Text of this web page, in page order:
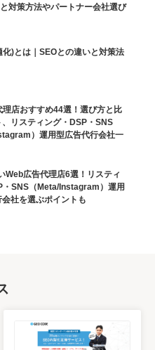
対策方法やパートナー会社選び
)とは｜SEOとの違いと対策法
理店おすすめ44選！選び方と比
リスティング・DSP・SNS
）運用型広告代行会社一
Web広告代理店6選！リスティ
・SNS（Meta/Instagram）運用
社を選ぶポイントも